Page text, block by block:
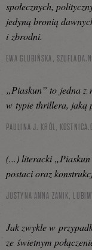
społecznych,
jedyną bronią
i zbrodni.
EWA GLUBIŃSKA,
„Piaskun” to jedna z
w typie thrillera, jaką
PAULINA J. KRÓL,
(...) literacki
postaci oraz
JUSTYNA ANNA ZANIK,
Jak zwykle w
ze świetnym